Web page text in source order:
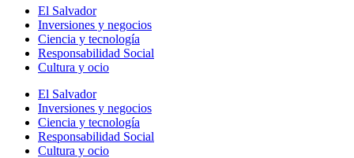
El Salvador
Inversiones y negocios
Ciencia y tecnología
Responsabilidad Social
Cultura y ocio
El Salvador
Inversiones y negocios
Ciencia y tecnología
Responsabilidad Social
Cultura y ocio